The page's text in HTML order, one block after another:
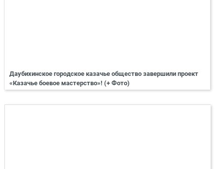
Даубихинское городское казачье общество завершили проект
«Казачье боевое мастерство»! (+ Фото)